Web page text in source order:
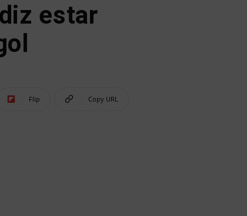
estar
Flip Copy URL